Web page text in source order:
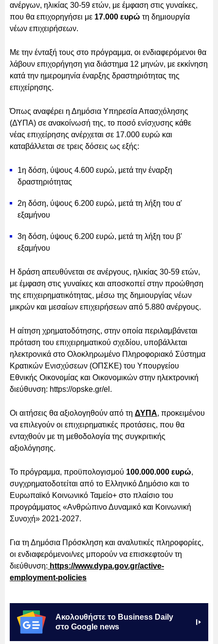
ανέργων, ηλικίας 30-59 ετών, με έμφαση στις γυναίκες,
που θα επιχορηγήσει με 17.000 ευρώ τη δημιουργία
νέων επιχειρήσεων.
Με την ένταξή τους στο πρόγραμμα, οι ενδιαφερόμενοι θα
λάβουν επιχορήγηση για διάστημα 12 μηνών, με εκκίνηση
κατά την ημερομηνία έναρξης δραστηριότητας της
επιχείρησης.
Όπως αναφέρει η Δημόσια Υπηρεσία Απασχόλησης
(ΔΥΠΑ) σε ανακοίνωσή της, το ποσό ενίσχυσης κάθε
νέας επιχείρησης ανέρχεται σε 17.000 ευρώ και
καταβάλλεται σε τρεις δόσεις ως εξής:
1η δόση, ύψους 4.600 ευρώ, μετά την έναρξη
δραστηριότητας
2η δόση, ύψους 6.200 ευρώ, μετά τη λήξη του α'
εξαμήνου
3η δόση, ύψους 6.200 ευρώ, μετά τη λήξη του β'
εξαμήνου
Η δράση απευθύνεται σε ανέργους, ηλικίας 30-59 ετών,
με έμφαση στις γυναίκες και αποσκοπεί στην προώθηση
της επιχειρηματικότητας, μέσω της δημιουργίας νέων
μικρών και μεσαίων επιχειρήσεων από 5.880 ανέργους.
Η αίτηση χρηματοδότησης, στην οποία περιλαμβάνεται
πρόταση του επιχειρηματικού σχεδίου, υποβάλλεται
ηλεκτρονικά στο Ολοκληρωμένο Πληροφοριακό Σύστημα
Κρατικών Ενισχύσεων (ΟΠΣΚΕ) του Υπουργείου
Εθνικής Οικονομίας και Οικονομικών στην ηλεκτρονική
διεύθυνση: https://opske.gr/el.
Οι αιτήσεις θα αξιολογηθούν από τη ΔΥΠΑ, προκειμένου
να επιλεγούν οι επιχειρηματικές προτάσεις, που θα
ενταχθούν με τη μεθοδολογία της συγκριτικής
αξιολόγησης.
Το πρόγραμμα, προϋπολογισμού 100.000.000 ευρώ,
συγχρηματοδοτείται από το Ελληνικό Δημόσιο και το
Ευρωπαϊκό Κοινωνικό Ταμείο+ στο πλαίσιο του
προγράμματος «Ανθρώπινο Δυναμικό και Κοινωνική
Συνοχή» 2021-2027.
Για τη Δημόσια Πρόσκληση και αναλυτικές πληροφορίες,
οι ενδιαφερόμενοι/νες μπορούν να επισκεφτούν τη
διεύθυνση: https://www.dypa.gov.gr/active-
employment-policies
Ακολουθήστε το Business Daily
στο Google news